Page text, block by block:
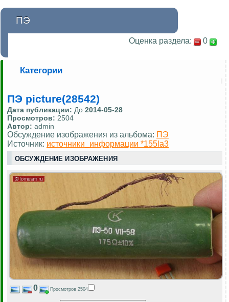
ПЭ
Оценка раздела: 0
Категории
ПЭ picture(28542)
Дата публикации: До 2014-05-28
Просмотров: 2504
Автор: admin
Обсуждение изображения из альбома: ПЭ
Источник: источники_информации *155la3
ОБСУЖДЕНИЕ ИЗОБРАЖЕНИЯ
0 Просмотров 2504